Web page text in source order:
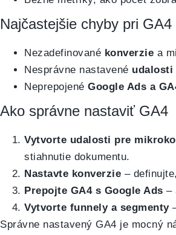
Najčastejšie chyby pri GA4
Nezadefinované konverzie a
Nesprávne nastavené udalosti
Neprepojené Google Ads a
Ako správne nastaviť GA4
Vytvorte udalosti pre
stiahnutie dokumentu.
Nastavte konverzie –
Prepojte GA4 s Google Ads –
Vytvorte funnely a segmenty
Správne nastavený GA4 je mocný